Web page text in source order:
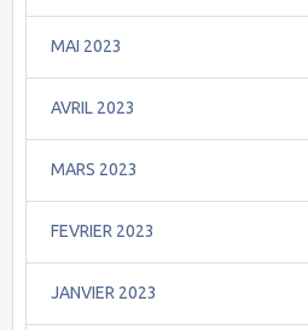
MAI 2023
AVRIL 2023
MARS 2023
FEVRIER 2023
JANVIER 2023